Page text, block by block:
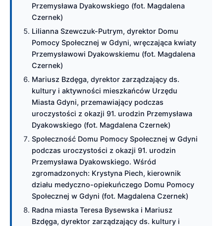
Przemysława Dyakowskiego (fot. Magdalena
Czernek)
Lilianna Szewczuk-Putrym, dyrektor Domu
Pomocy Społecznej w Gdyni, wręczająca kwiaty
Przemysławowi Dyakowskiemu (fot. Magdalena
Czernek)
Mariusz Bzdęga, dyrektor zarządzający ds.
kultury i aktywności mieszkańców Urzędu
Miasta Gdyni, przemawiający podczas
uroczystości z okazji 91. urodzin Przemysława
Dyakowskiego (fot. Magdalena Czernek)
Społeczność Domu Pomocy Społecznej w Gdyni
podczas uroczystości z okazji 91. urodzin
Przemysława Dyakowskiego. Wśród
zgromadzonych: Krystyna Piech, kierownik
działu medyczno-opiekuńczego Domu Pomocy
Społecznej w Gdyni (fot. Magdalena Czernek)
Radna miasta Teresa Bysewska i Mariusz
Bzdęga, dyrektor zarządzający ds. kultury i